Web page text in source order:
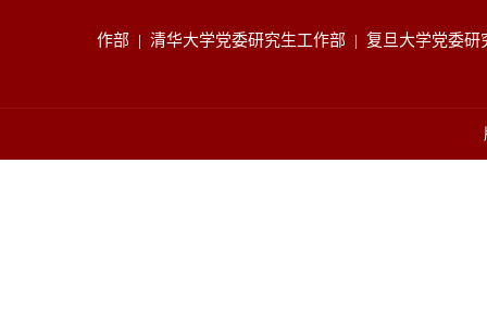
作部 |清华大学党委研究生工作部 | 复旦大学党委